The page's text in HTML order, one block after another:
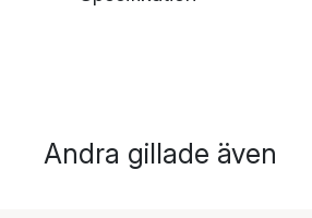
Andra gillade även